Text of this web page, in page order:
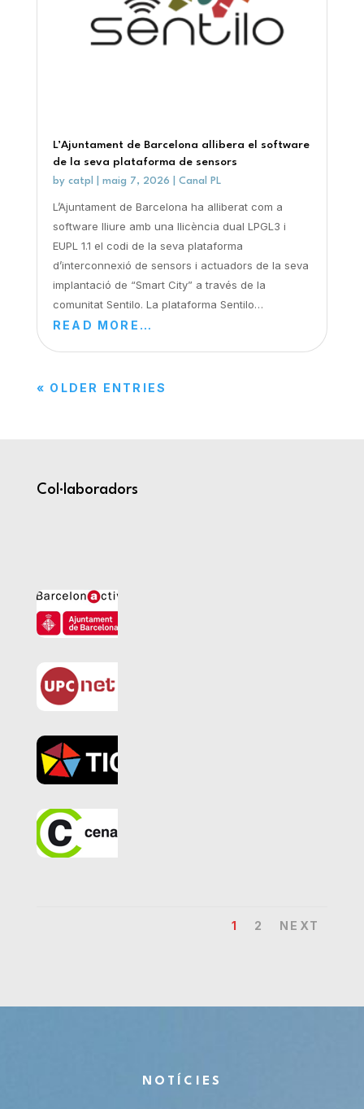
L’Ajuntament de Barcelona allibera el software
de la seva plataforma de sensors
by catpl maig 7, 2026 Canal PL
L’Ajuntament de Barcelona ha alliberat com a
software lliure amb una llicència dual LPGL3 i
EUPL 1.1 el codi de la seva plataforma
d’interconnexió de sensors i actuadors de la seva
implantació de “Smart City” a través de la
comunitat Sentilo. La plataforma Sentilo…
READ MORE…
« OLDER ENTRIES
Col·laboradors
1 2 NEXT
NOTÍCIES